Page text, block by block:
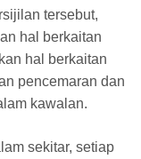
tersebut,
hal berkaitan
hal berkaitan
pencemaran dan
kawalan.
sekitar, setiap